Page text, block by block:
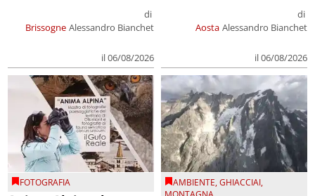
Brissogne
di
Alessandro Bianchet
il 06/08/2026
Aosta
di
Alessandro Bianchet
il 06/08/2026
FOTOGRAFIA AMBIENTE,GHIACCIAI,